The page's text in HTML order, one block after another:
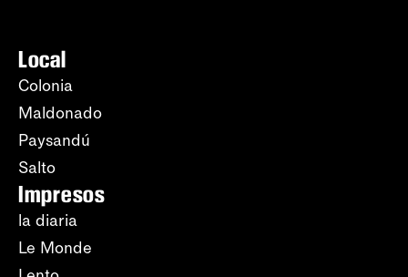
Local
Colonia
Maldonado
Paysandú
Salto
Impresos
la diaria
Le Monde